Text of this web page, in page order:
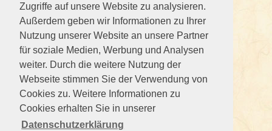
Zugriffe auf unsere Website zu analysieren.
Außerdem geben wir Informationen zu Ihrer
Nutzung unserer Website an unsere Partner
für soziale Medien, Werbung und Analysen
weiter. Durch die weitere Nutzung der
Webseite stimmen Sie der Verwendung von
Cookies zu. Weitere Informationen zu
Cookies erhalten Sie in unserer
Datenschutzerklärung